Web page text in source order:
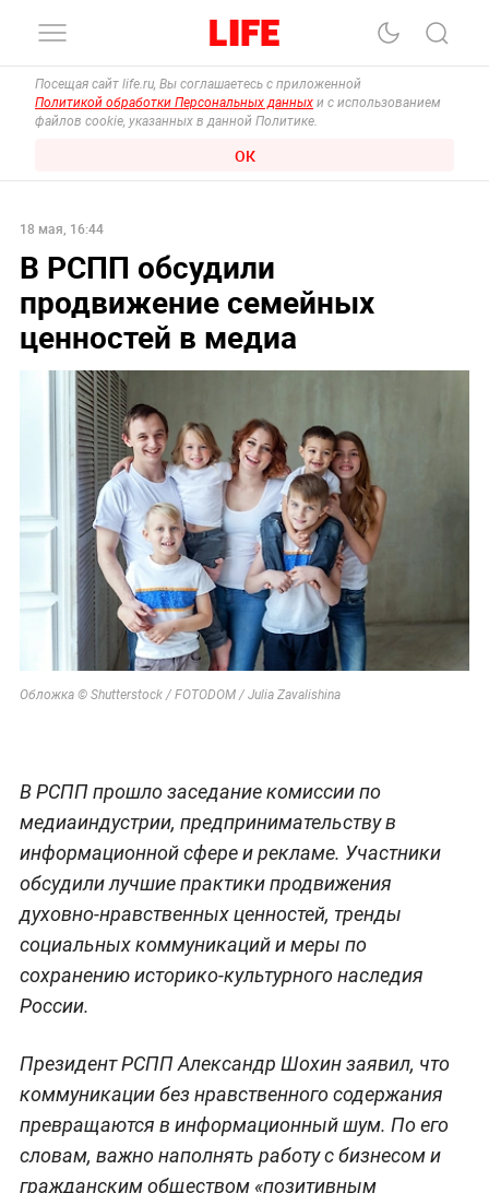
Посещая сайт life.ru, Вы соглашаетесь с приложенной
Политикой обработки Персональных данных и с использованием
файлов cookie, указанных в данной Политике.
ОК
18 мая, 16:44
В РСПП обсудили
продвижение семейных
ценностей в медиа
Обложка © Shutterstock / FOTODOM / Julia Zavalishina
В РСПП прошло заседание комиссии по
медиаиндустрии, предпринимательству в
информационной сфере и рекламе. Участники
обсудили лучшие практики продвижения
духовно-нравственных ценностей, тренды
социальных коммуникаций и меры по
сохранению историко-культурного наследия
России.
Президент РСПП Александр Шохин заявил, что
коммуникации без нравственного содержания
превращаются в информационный шум. По его
словам, важно наполнять работу с бизнесом и
гражданским обществом «позитивным